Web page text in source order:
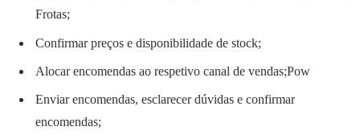
Frotas;
Confirmar preços e disponibilidade de stock;
Alocar encomendas ao respetivo canal de vendas;Pow
Enviar encomendas, esclarecer dúvidas e confirmar
encomendas;